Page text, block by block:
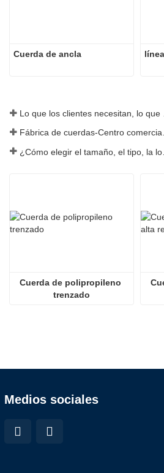
Cuerda de ancla
Cuerda de polipropileno
trenzado
Medios sociales